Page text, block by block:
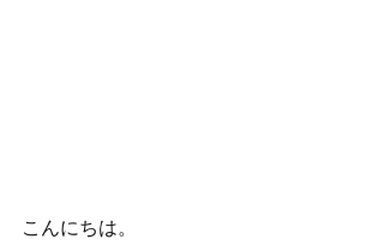
こんにちは。